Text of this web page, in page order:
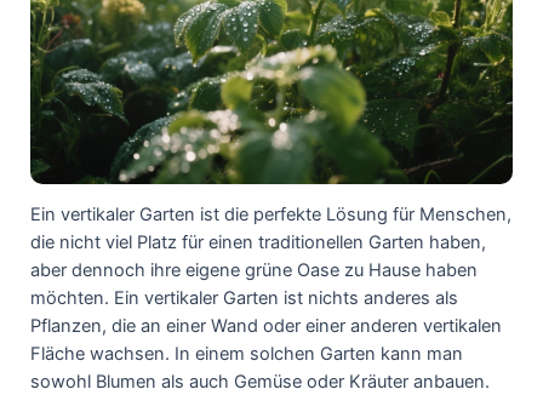
Ein vertikaler Garten ist die perfekte Lösung für Menschen,
die nicht viel Platz für einen traditionellen Garten haben,
aber dennoch ihre eigene grüne Oase zu Hause haben
möchten. Ein vertikaler Garten ist nichts anderes als
Pflanzen, die an einer Wand oder einer anderen vertikalen
Fläche wachsen. In einem solchen Garten kann man
sowohl Blumen als auch Gemüse oder Kräuter anbauen.